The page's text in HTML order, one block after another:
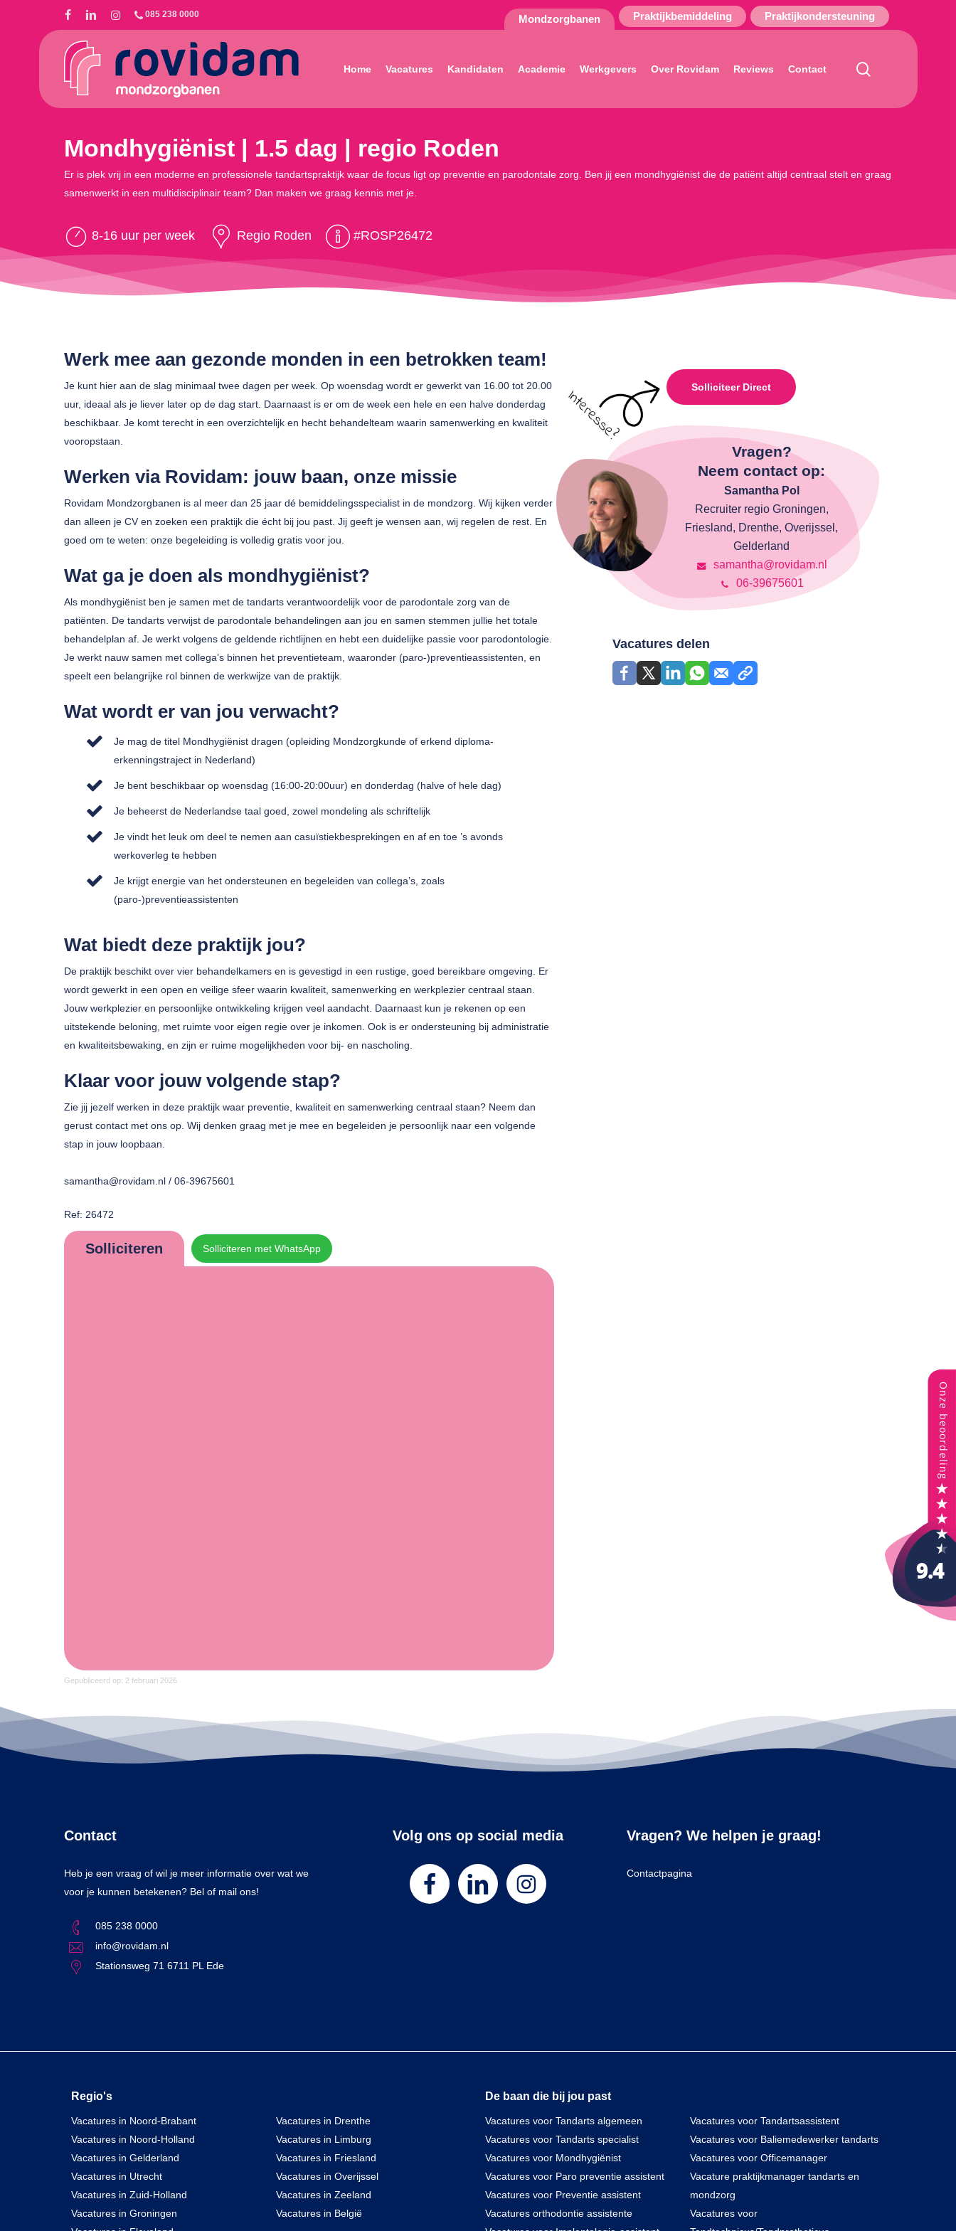
085 238 0000 Mondzorgbanen Praktijkbemiddeling Praktijkondersteuning
Home Vacatures Kandidaten Academie Werkgevers Over Rovidam Reviews Contact
Mondhygiënist | 1.5 dag | regio Roden
Er is plek vrij in een moderne en professionele tandartspraktijk waar de focus ligt op preventie en parodontale zorg. Ben jij een mondhygiënist die de patiënt altijd centraal stelt en graag
samenwerkt in een multidisciplinair team? Dan maken we graag kennis met je.
8-16 uur per week Regio Roden #ROSP26472
Werk mee aan gezonde monden in een betrokken team!
Je kunt hier aan de slag minimaal twee dagen per week. Op woensdag wordt er gewerkt van 16.00 tot 20.00
uur, ideaal als je liever later op de dag start. Daarnaast is er om de week een hele en een halve donderdag
beschikbaar. Je komt terecht in een overzichtelijk en hecht behandelteam waarin samenwerking en kwaliteit
vooropstaan.
Werken via Rovidam: jouw baan, onze missie
Rovidam Mondzorgbanen is al meer dan 25 jaar dé bemiddelingsspecialist in de mondzorg. Wij kijken verder
dan alleen je CV en zoeken een praktijk die écht bij jou past. Jij geeft je wensen aan, wij regelen de rest. En
goed om te weten: onze begeleiding is volledig gratis voor jou.
Wat ga je doen als mondhygiënist?
Als mondhygiënist ben je samen met de tandarts verantwoordelijk voor de parodontale zorg van de
patiënten. De tandarts verwijst de parodontale behandelingen aan jou en samen stemmen jullie het totale
behandelplan af. Je werkt volgens de geldende richtlijnen en hebt een duidelijke passie voor parodontologie.
Je werkt nauw samen met collega’s binnen het preventieteam, waaronder (paro-)preventieassistenten, en
speelt een belangrijke rol binnen de werkwijze van de praktijk.
Wat wordt er van jou verwacht?
Je mag de titel Mondhygiënist dragen (opleiding Mondzorgkunde of erkend diploma-
erkenningstraject in Nederland)
Je bent beschikbaar op woensdag (16:00-20:00uur) en donderdag (halve of hele dag)
Je beheerst de Nederlandse taal goed, zowel mondeling als schriftelijk
Je vindt het leuk om deel te nemen aan casuïstiekbesprekingen en af en toe ’s avonds
werkoverleg te hebben
Je krijgt energie van het ondersteunen en begeleiden van collega’s, zoals
(paro-)preventieassistenten
Wat biedt deze praktijk jou?
De praktijk beschikt over vier behandelkamers en is gevestigd in een rustige, goed bereikbare omgeving. Er
wordt gewerkt in een open en veilige sfeer waarin kwaliteit, samenwerking en werkplezier centraal staan.
Jouw werkplezier en persoonlijke ontwikkeling krijgen veel aandacht. Daarnaast kun je rekenen op een
uitstekende beloning, met ruimte voor eigen regie over je inkomen. Ook is er ondersteuning bij administratie
en kwaliteitsbewaking, en zijn er ruime mogelijkheden voor bij- en nascholing.
Klaar voor jouw volgende stap?
Zie jij jezelf werken in deze praktijk waar preventie, kwaliteit en samenwerking centraal staan? Neem dan
gerust contact met ons op. Wij denken graag met je mee en begeleiden je persoonlijk naar een volgende
stap in jouw loopbaan.
samantha@rovidam.nl / 06-39675601
Ref: 26472
Solliciteren Solliciteren met WhatsApp
Gepubliceerd op: 2 februari 2026
Solliciteer Direct
Vragen?
Neem contact op:
Samantha Pol
Recruiter regio Groningen,
Friesland, Drenthe, Overijssel,
Gelderland
samantha@rovidam.nl
06-39675601
Vacatures delen
Contact
Heb je een vraag of wil je meer informatie over wat we
voor je kunnen betekenen? Bel of mail ons!
085 238 0000
info@rovidam.nl
Stationsweg 71 6711 PL Ede
Volg ons op social media Vragen? We helpen je graag!
Contactpagina
Regio's
Vacatures in Noord-Brabant
Vacatures in Noord-Holland
Vacatures in Gelderland
Vacatures in Utrecht
Vacatures in Zuid-Holland
Vacatures in Groningen
Vacatures in Drenthe
Vacatures in Limburg
Vacatures in Friesland
Vacatures in Overijssel
Vacatures in Zeeland
Vacatures in België
De baan die bij jou past
Vacatures voor Tandarts algemeen
Vacatures voor Tandarts specialist
Vacatures voor Mondhygiënist
Vacatures voor Paro preventie assistent
Vacatures voor Preventie assistent
Vacatures orthodontie assistente
Vacatures voor Tandartsassistent
Vacatures voor Baliemedewerker tandarts
Vacatures voor Officemanager
Vacature praktijkmanager tandarts en
mondzorg
Vacatures voor